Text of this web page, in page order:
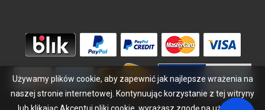
Copyright ©2026 bateriabuy.pl. Wszelkie prawa zastrzeżone.
Używamy plików cookie, aby zapewnić jak najlepsze wrażenia na
naszej stronie internetowej. Kontynuując korzystanie z tej witryny